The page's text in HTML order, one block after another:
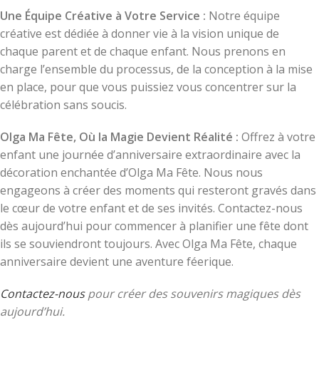
Une Équipe Créative à Votre Service : Notre équipe
créative est dédiée à donner vie à la vision unique de
chaque parent et de chaque enfant. Nous prenons en
charge l’ensemble du processus, de la conception à la mise
en place, pour que vous puissiez vous concentrer sur la
célébration sans soucis.
Olga Ma Fête, Où la Magie Devient Réalité : Offrez à votre
enfant une journée d’anniversaire extraordinaire avec la
décoration enchantée d’Olga Ma Fête. Nous nous
engageons à créer des moments qui resteront gravés dans
le cœur de votre enfant et de ses invités. Contactez-nous
dès aujourd’hui pour commencer à planifier une fête dont
ils se souviendront toujours. Avec Olga Ma Fête, chaque
anniversaire devient une aventure féerique.
Contactez-nouspour créer des souvenirs magiques dès
aujourd’hui.